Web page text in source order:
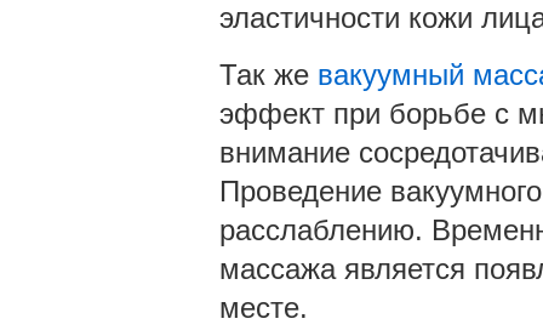
эластичности кожи
Так же вакуумный
эффект при борьбе с
внимание
Проведение
расслаблению.
массажа является
месте.